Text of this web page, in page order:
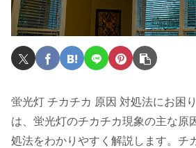
蛍光灯 チカチカ 原因 対処法にお困
は、蛍光灯のチカチカ現象の主な原
処法をわかりやすく解説します。チ